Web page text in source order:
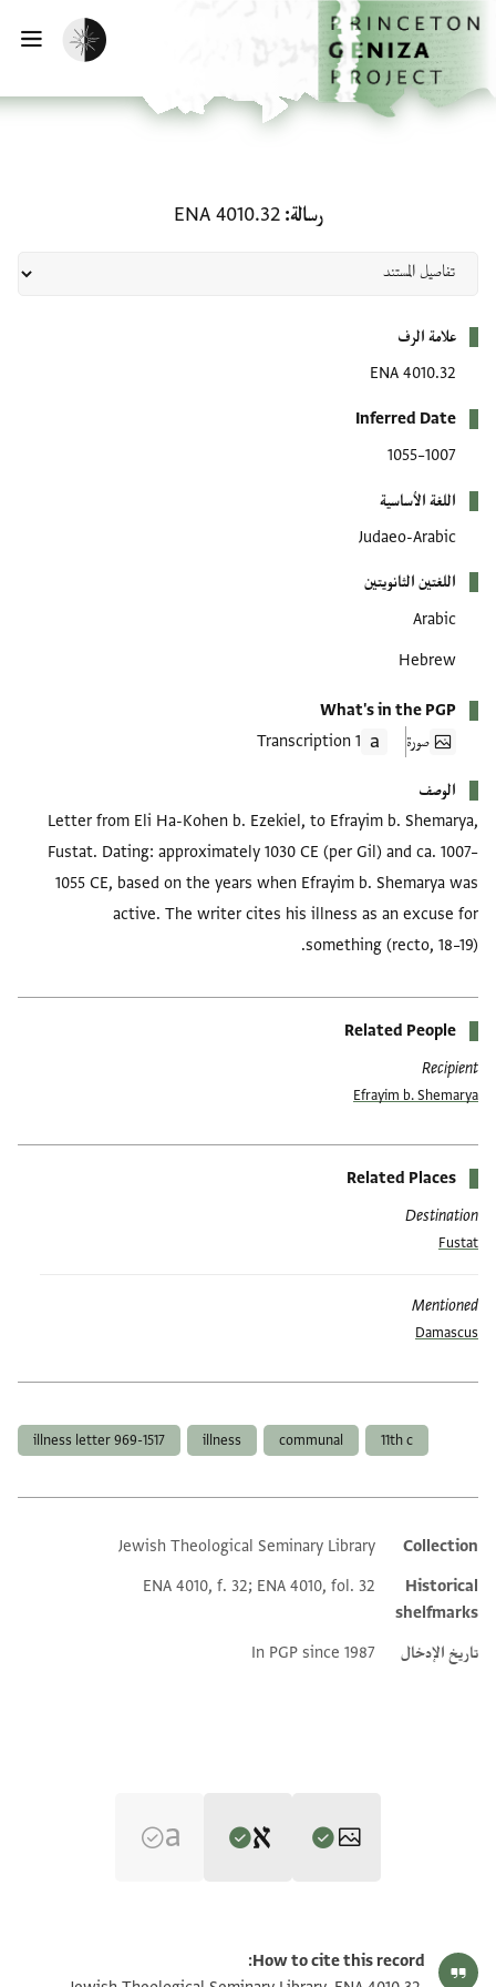
إلى المحتوى الرئيسي
الرئيسية
تفعيل الوضع المظلم
رسالة ENA 4010.32
علامة الرف
ENA 4010.32
Inferred Date
1007–1055
اللغة الأساسية
Judaeo-Arabic
اللغتين الثانويتين
Arabic
Hebrew
What's in the PGP
صورة
1 Transcription
الوصف
Letter from Eli Ha-Kohen b. Ezekiel, to Efrayim b. Shemarya,
Fustat. Dating: approximately 1030 CE (per Gil) and ca. 1007–
1055 CE, based on the years when Efrayim b. Shemarya was
active. The writer cites his illness as an excuse for
something (recto, 18–19).
Related People
Recipient
Efrayim b. Shemarya
Related Places
Destination
Fustat
Mentioned
Damascus
11th c
communal
illness
illness letter 969-1517
Additional metadata
Collection
Jewish Theological Seminary Library
Historical
shelfmarks
ENA 4010, f. 32; ENA 4010, fol. 32
تاريخ الإدخال In PGP since 1987
Palestine During the First Muslim Period (634–1099)‎(in
Hebrew) (Tel Aviv University, 1983), vol. 3.
How to cite this record: